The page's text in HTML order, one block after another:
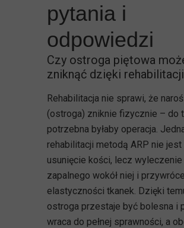
pytania i
odpowiedzi
Czy ostroga piętowa
zniknąć dzięki
Rehabilitacja nie sprawi, że
(ostroga) zniknie fizycznie – do
potrzebna byłaby operacja.
rehabilitacji metodą ARP nie jest
usunięcie kości, lecz wyleczenie
zapalnego wokół niej i
elastyczności tkanek. Dzięki
ostroga przestaje być bolesna i
wraca do pełnej sprawności, a